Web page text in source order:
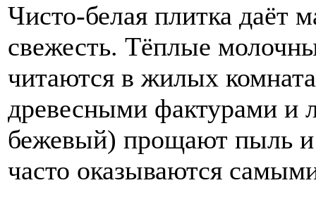
Чисто-белая плитка даёт
свежесть. Тёплые
читаются в жилых
древесными фактурами и
бежевый) прощают пыль
часто оказываются